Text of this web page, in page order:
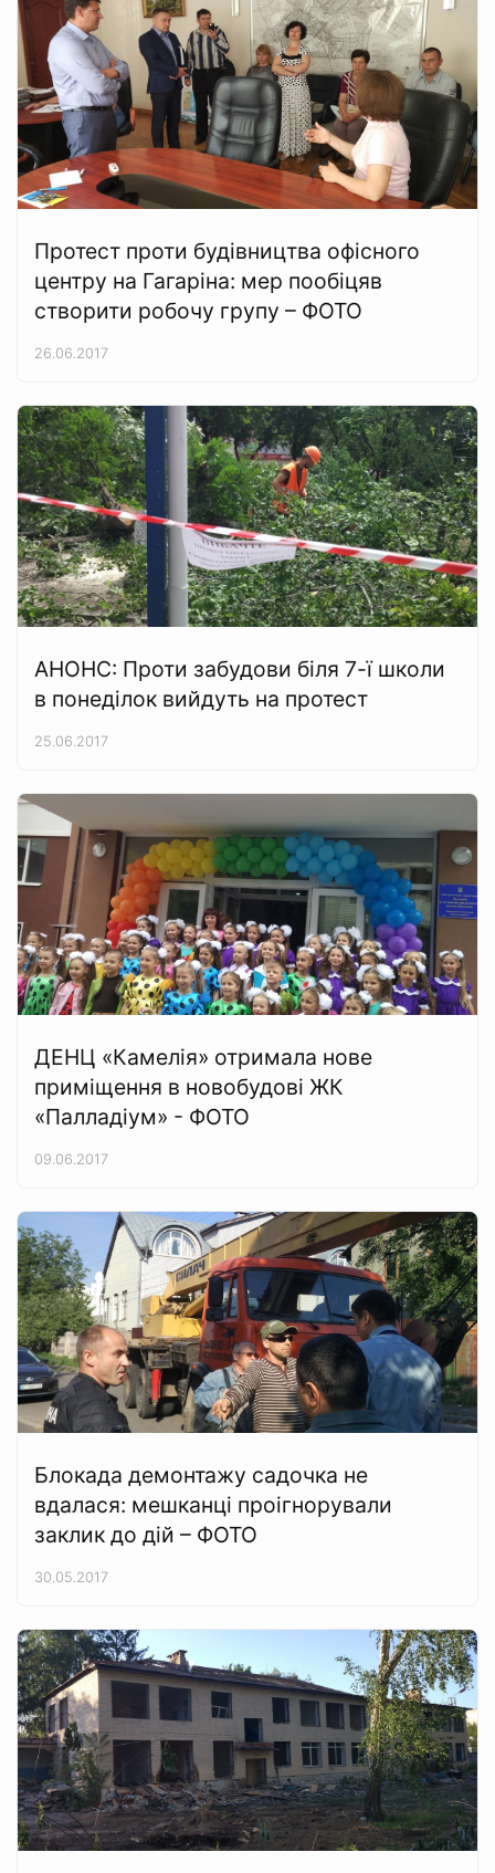
Протест проти будівництва офісного
центру на Гагаріна: мер пообіцяв
створити робочу групу – ФОТО
26.06.2017
АНОНС: Проти забудови біля 7-ї школи
в понеділок вийдуть на протест
25.06.2017
ДЕНЦ «Камелія» отримала нове
приміщення в новобудові ЖК
«Палладіум» - ФОТО
09.06.2017
Блокада демонтажу садочка не
вдалася: мешканці проігнорували
заклик до дій – ФОТО
30.05.2017